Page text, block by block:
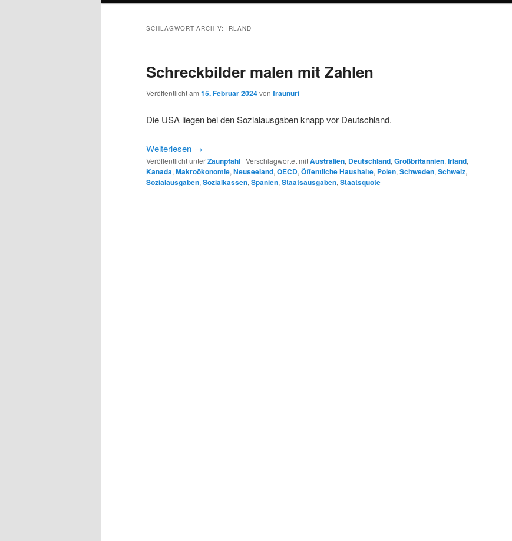
SCHLAGWORT-ARCHIV: IRLAND
Schreckbilder malen mit Zahlen
Veröffentlicht am 15. Februar 2024von fraunuri
Die USA liegen bei den Sozialausgaben knapp vor Deutschland.
Weiterlesen →
Veröffentlicht unterZaunpfahl | Verschlagwortet mitAustralien, Deutschland, Großbritannien, Irland,
Kanada, Makroökonomie, Neuseeland, OECD, Öffentliche Haushalte, Polen, Schweden, Schweiz,
Sozialausgaben, Sozialkassen, Spanien, Staatsausgaben, Staatsquote